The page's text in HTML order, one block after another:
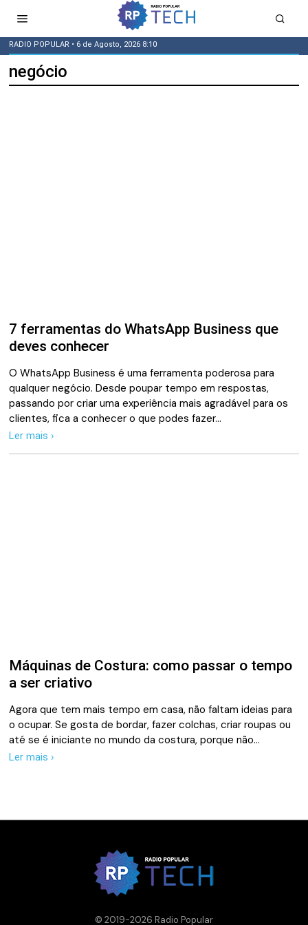
RADIO POPULAR • 6 de Agosto, 2026 8:10
negócio
7 ferramentas do WhatsApp Business que
deves conhecer
O WhatsApp Business é uma ferramenta poderosa para
qualquer negócio. Desde poupar tempo em respostas,
passando por criar uma experiência mais agradável para os
clientes, fica a conhecer o que podes fazer…
Ler mais ›
Máquinas de Costura: como passar o tempo
a ser criativo
Agora que tem mais tempo em casa, não faltam ideias para
o ocupar. Se gosta de bordar, fazer colchas, criar roupas ou
até se é iniciante no mundo da costura, porque não…
Ler mais ›
© 2019-2026 Radio Popular